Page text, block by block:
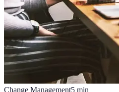
Change Management5 min